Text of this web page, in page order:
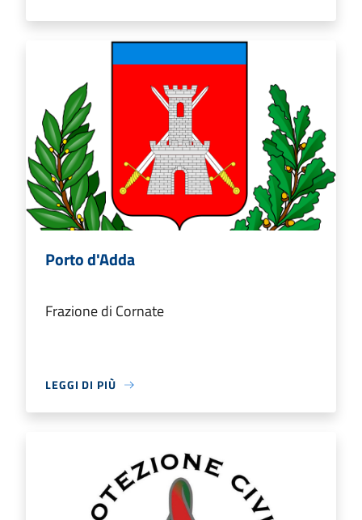
Porto d'Adda
Frazione di Cornate
LEGGI DI PIÙ